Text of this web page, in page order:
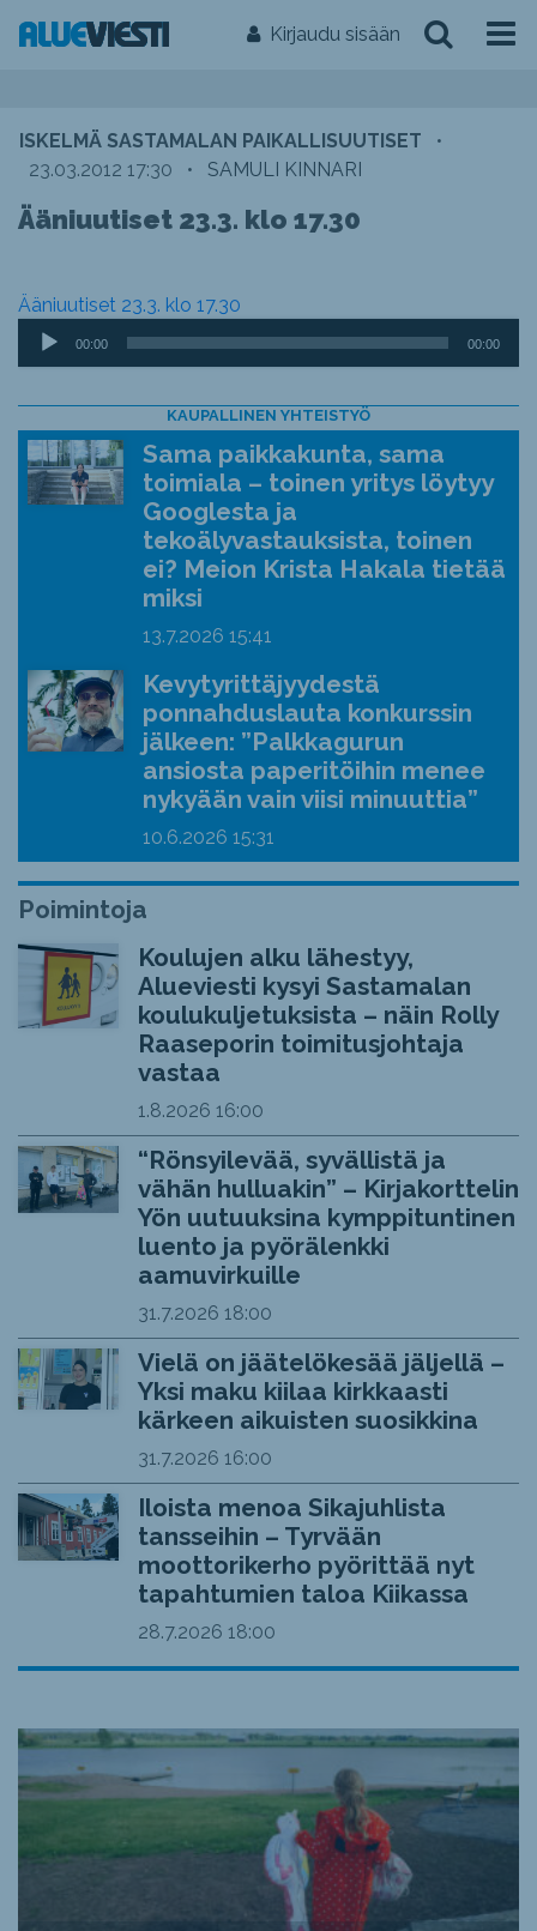
Kirjaudu sisään
ISKELMÄ SASTAMALAN PAIKALLISUUTISET
•
23.03.2012 17:30
• SAMULI KINNARI
Ääniuutiset 23.3. klo 17.30
Ääniuutiset 23.3. klo 17.30
Äänitoistin
00:00 00:00
KAUPALLINEN YHTEISTYÖ
Sama paikkakunta, sama
toimiala – toinen yritys löytyy
Googlesta ja
tekoälyvastauksista, toinen
ei? Meion Krista Hakala tietää
miksi
13.7.2026 15:41
Kevytyrittäjyydestä
ponnahduslauta konkurssin
jälkeen: ”Palkkagurun
ansiosta paperitöihin menee
nykyään vain viisi minuuttia”
10.6.2026 15:31
Poimintoja
Koulujen alku lähestyy,
Alueviesti kysyi Sastamalan
koulukuljetuksista – näin Rolly
Raaseporin toimitusjohtaja
vastaa
1.8.2026 16:00
“Rönsyilevää, syvällistä ja
vähän hulluakin” – Kirjakorttelin
Yön uutuuksina kymppituntinen
luento ja pyörälenkki
aamuvirkuille
31.7.2026 18:00
Vielä on jäätelökesää jäljellä –
Yksi maku kiilaa kirkkaasti
kärkeen aikuisten suosikkina
31.7.2026 16:00
Iloista menoa Sikajuhlista
tansseihin – Tyrvään
moottorikerho pyörittää nyt
tapahtumien taloa Kiikassa
28.7.2026 18:00